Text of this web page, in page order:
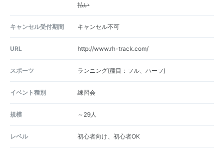
払い
キャンセル受付期間 キャンセル不可
URL http://www.rh-track.com/
スポーツ ランニング(種目：フル、ハーフ)
イベント種別 練習会
規模 ～29人
レベル 初心者向け、初心者OK